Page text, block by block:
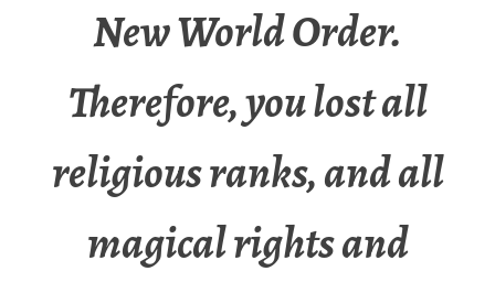
New World Order.
Therefore, you lost all
religious ranks, and all
magical rights and